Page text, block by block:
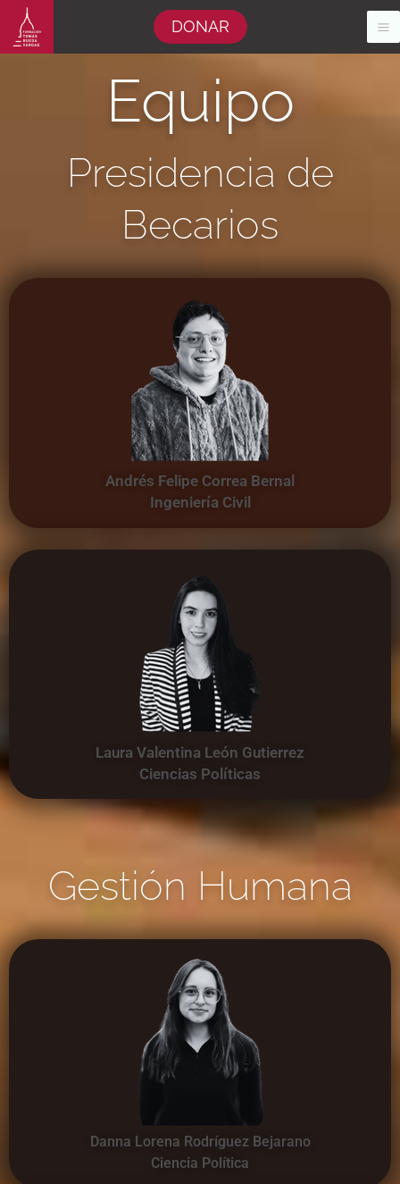
DONAR
Equipo
Presidencia de
Becarios
Andrés Felipe Correa Bernal
Ingeniería Civil
Laura Valentina León Gutierrez
Ciencias Políticas
Gestión Humana
Danna Lorena Rodríguez Bejarano
Ciencia Política